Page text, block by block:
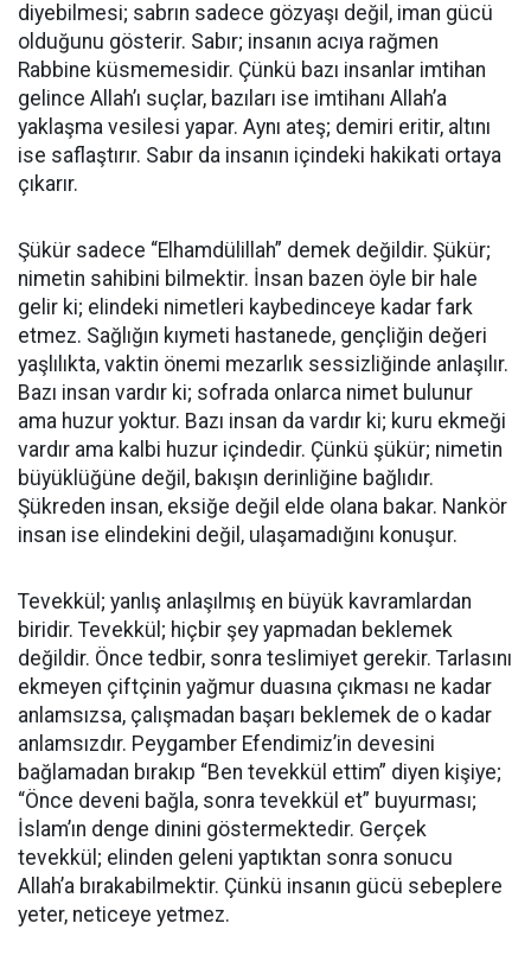
diyebilmesi; sabrın sadece gözyaşı değil, iman gücü
olduğunu gösterir. Sabır; insanın acıya rağmen
Rabbine küsmemesidir. Çünkü bazı insanlar imtihan
gelince Allah’ı suçlar, bazıları ise imtihanı Allah’a
yaklaşma vesilesi yapar. Aynı ateş; demiri eritir, altını
ise saflaştırır. Sabır da insanın içindeki hakikati ortaya
çıkarır.
Şükür sadece “Elhamdülillah” demek değildir. Şükür;
nimetin sahibini bilmektir. İnsan bazen öyle bir hale
gelir ki; elindeki nimetleri kaybedinceye kadar fark
etmez. Sağlığın kıymeti hastanede, gençliğin değeri
yaşlılıkta, vaktin önemi mezarlık sessizliğinde anlaşılır.
Bazı insan vardır ki; sofrada onlarca nimet bulunur
ama huzur yoktur. Bazı insan da vardır ki; kuru ekmeği
vardır ama kalbi huzur içindedir. Çünkü şükür; nimetin
büyüklüğüne değil, bakışın derinliğine bağlıdır.
Şükreden insan, eksiğe değil elde olana bakar. Nankör
insan ise elindekini değil, ulaşamadığını konuşur.
Tevekkül; yanlış anlaşılmış en büyük kavramlardan
biridir. Tevekkül; hiçbir şey yapmadan beklemek
değildir. Önce tedbir, sonra teslimiyet gerekir. Tarlasını
ekmeyen çiftçinin yağmur duasına çıkması ne kadar
anlamsızsa, çalışmadan başarı beklemek de o kadar
anlamsızdır. Peygamber Efendimiz’in devesini
bağlamadan bırakıp “Ben tevekkül ettim” diyen kişiye;
“Önce deveni bağla, sonra tevekkül et” buyurması;
İslam’ın denge dinini göstermektedir. Gerçek
tevekkül; elinden geleni yaptıktan sonra sonucu
Allah’a bırakabilmektir. Çünkü insanın gücü sebeplere
yeter, neticeye yetmez.